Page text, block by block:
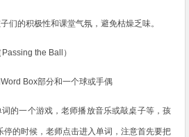
们的积极性和课堂气氛，避免枯燥乏味。
Passing the Ball ）
Word Box部分和一个球或手偶
的一个游戏，老师播放音乐或敲桌子等，孩
的时候，老师点击进入单词，注意首先要把